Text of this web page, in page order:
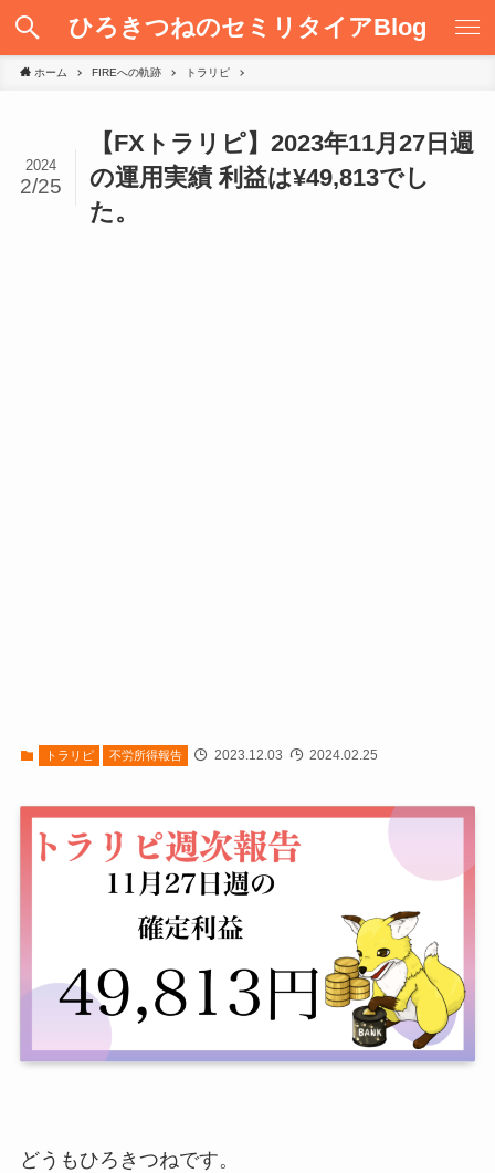
ひろきつねのセミリタイアBlog
ホーム FIREへの軌跡 トラリピ
【FXトラリピ】2023年11月27日週
の運用実績 利益は¥49,813でし
た。
2024
2/25
トラリピ 不労所得報告 2023.12.03 2024.02.25
どうもひろきつねです。